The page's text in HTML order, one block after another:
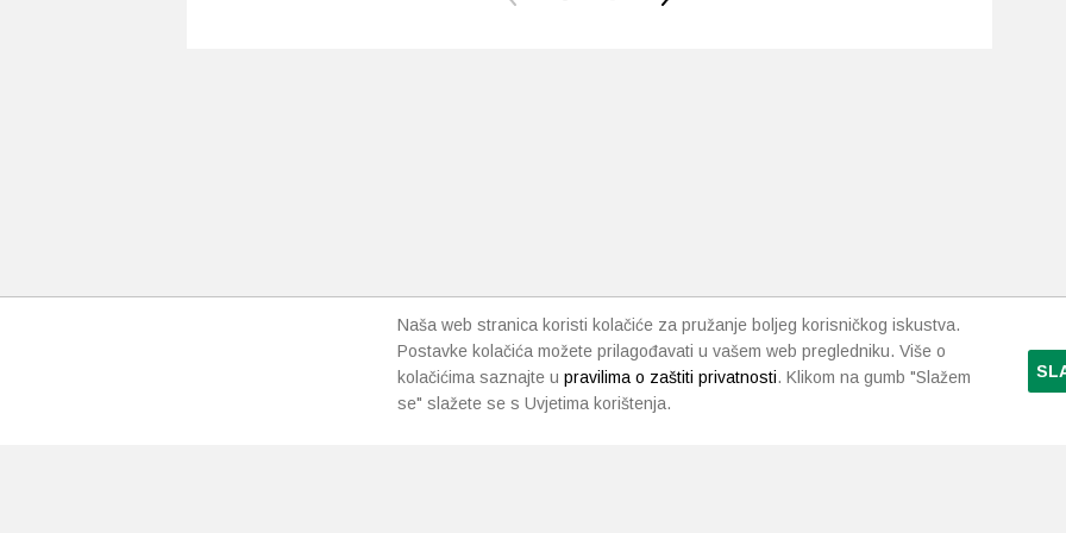
Naša web stranica koristi kolačiće za pružanje boljeg korisničkog iskustva.
Postavke kolačića možete prilagođavati u vašem web pregledniku. Više o
kolačićima saznajte u pravilima o zaštiti privatnosti. Klikom na gumb "Slažem
se" slažete se s Uvjetima korištenja.